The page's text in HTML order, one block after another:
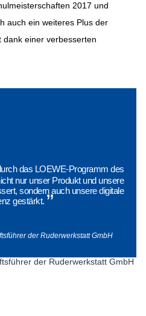
2017 und
auch ein weiteres Plus der
dank einer verbesserten
das LOEWE-Programm des
nur unser Produkt und unsere
sondern auch unsere digitale
gestärkt. ”
der Ruderwerkstatt GmbH
(Foto: HA Hessen Agentur GmbH – Jan